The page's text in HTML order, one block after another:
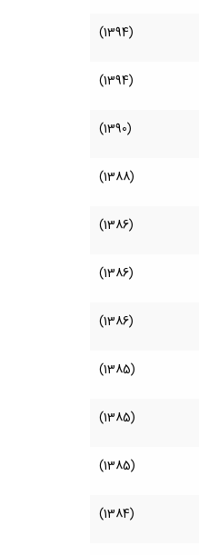
(1394)
(1394)
(1390)
(1388)
(1386)
(1386)
(1386)
(1385)
(1385)
(1385)
(1384)